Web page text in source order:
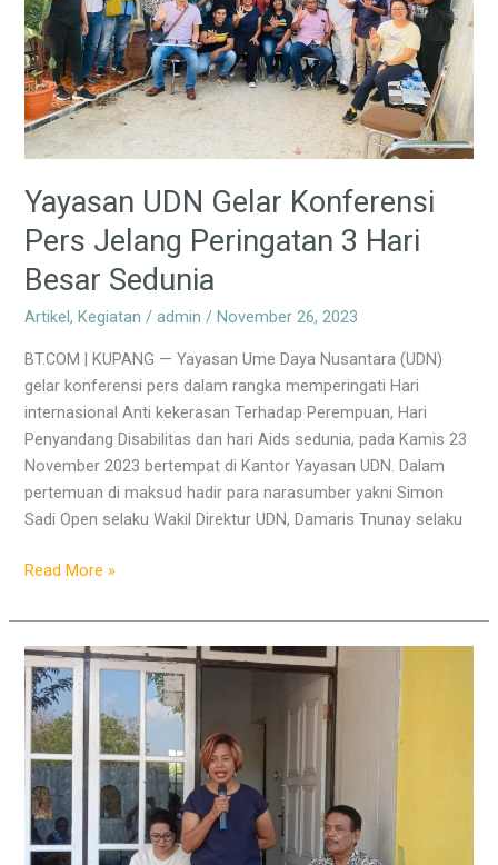
Yayasan UDN Gelar Konferensi
Pers Jelang Peringatan 3 Hari
Besar Sedunia
Artikel, Kegiatan /admin/ November 26, 2023
BT.COM | KUPANG — Yayasan Ume Daya Nusantara (UDN)
gelar konferensi pers dalam rangka memperingati Hari
internasional Anti kekerasan Terhadap Perempuan, Hari
Penyandang Disabilitas dan hari Aids sedunia, pada Kamis 23
November 2023 bertempat di Kantor Yayasan UDN. Dalam
pertemuan di maksud hadir para narasumber yakni Simon
Sadi Open selaku Wakil Direktur UDN, Damaris Tnunay selaku
3
Hari
Besar
Sedunia
Read More »
Tujuh
Komunitas
Serentak
Kampanyekan
Kesetaraan
dan
Keadilan